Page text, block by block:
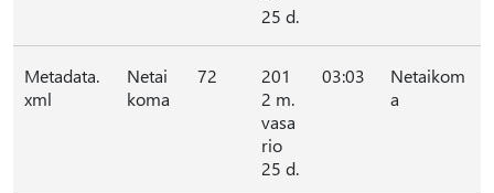
25 d.
Metadata.
xml
Netai
koma
72
201
2 m.
vasa
rio
25 d.
03:03
Netaikom
a